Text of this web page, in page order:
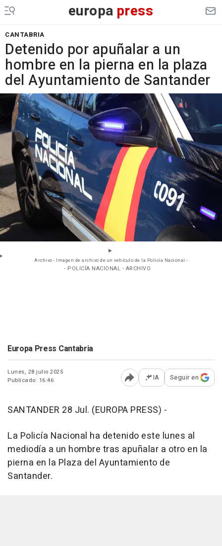
europa press
CANTABRIA
Detenido por apuñalar a un
hombre en la pierna en la plaza
del Ayuntamiento de Santander
Archivo - Imagen de archivo de un vehículo de la Policía Nacional.-
- POLICÍA NACIONAL - ARCHIVO
Europa Press Cantabria
Lunes, 28 julio 2025
Publicado: 16:46
Abrir opciones para
IA Seguir en
SANTANDER 28 Jul. (EUROPA PRESS) -
La Policía Nacional ha detenido este lunes al
mediodía a un hombre tras apuñalar a otro en la
pierna en la Plaza del Ayuntamiento de
Santander.